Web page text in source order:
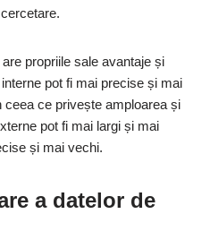
propriile sale avantaje și
pot fi mai precise și mai
ceea ce privește amploarea și
pot fi mai largi și mai
și mai vechi.
a datelor de